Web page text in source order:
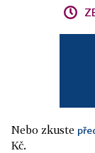
Nebo zkuste
Kč.